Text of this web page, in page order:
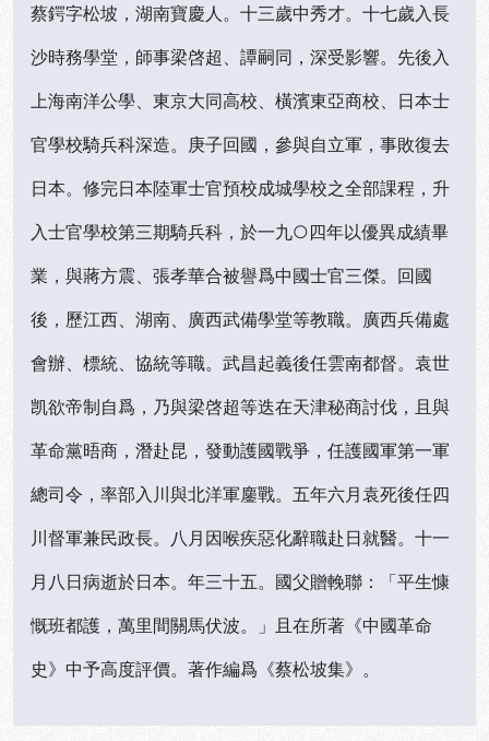
蔡鍔字松坡，湖南寶慶人。十三歲中秀才。十七歲入長
沙時務學堂，師事梁啓超、譚嗣同，深受影響。先後入
上海南洋公學、東京大同高校、橫濱東亞商校、日本士
官學校騎兵科深造。庚子回國，參與自立軍，事敗復去
日本。修完日本陸軍士官預校成城學校之全部課程，升
入士官學校第三期騎兵科，於一九○四年以優異成績畢
業，與蔣方震、張孝華合被譽爲中國士官三傑。回國
後，歷江西、湖南、廣西武備學堂等教職。廣西兵備處
會辦、標統、協統等職。武昌起義後任雲南都督。袁世
凯欲帝制自爲，乃與梁啓超等迭在天津秘商討伐，且與
革命黨晤商，潛赴昆，發動護國戰爭，任護國軍第一軍
總司令，率部入川與北洋軍鏖戰。五年六月袁死後任四
川督軍兼民政長。八月因喉疾惡化辭職赴日就醫。十一
月八日病逝於日本。年三十五。國父贈輓聯：「平生慷
慨班都護，萬里間關馬伏波。」且在所著《中國革命
史》中予高度評價。著作編爲《蔡松坡集》。